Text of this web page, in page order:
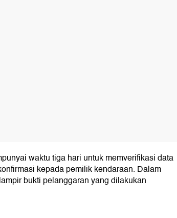
waktu tiga hari untuk memverifikasi data
kepada pemilik kendaraan. Dalam
bukti pelanggaran yang dilakukan